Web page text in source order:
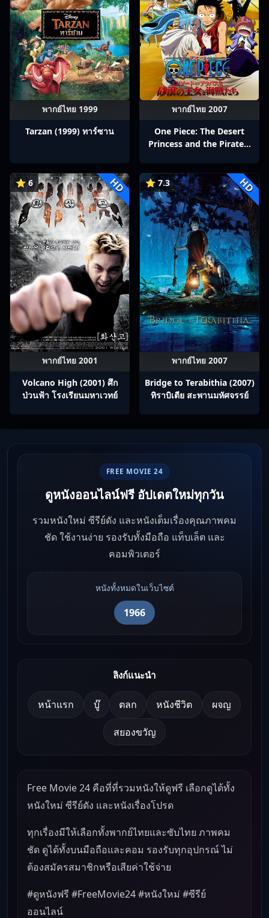
พากย์ไทย 1999
Tarzan (1999) ทาร์ซาน
พากย์ไทย 2007
One Piece: The Desert
Princess and the Pirates:
เจ้าหญิงแห่งทะเลทรายและ
โจรสลัด
⭐ 6 HD
พากย์ไทย 2001
Volcano High (2001) ศึก
ป่วนฟ้า โรงเรียนมหาเวทย์
⭐ 7.3 HD
พากย์ไทย 2007
Bridge to Terabithia (2007)
ทิราบิเตีย สะพานมหัศจรรย์
FREE MOVIE 24
ดูหนังออนไลน์ฟรี อัปเดตใหม่ทุกวัน
รวมหนังใหม่ ซีรีย์ดัง และหนังเต็มเรื่องคุณภาพคม
ชัด ใช้งานง่าย รองรับทั้งมือถือ แท็บเล็ต และ
คอมพิวเตอร์
หนังทั้งหมดในเว็บไซต์
1966
ลิงก์แนะนำ
หน้าแรก บู๊ ตลก หนังชีวิต ผจญ
สยองขวัญ
Free Movie 24 คือที่ที่รวมหนังให้ดูฟรี เลือกดูได้ทั้ง
หนังใหม่ ซีรีย์ดัง และหนังเรื่องโปรด
ทุกเรื่องมีให้เลือกทั้งพากย์ไทยและซับไทย ภาพคม
ชัด ดูได้ทั้งบนมือถือและคอม รองรับทุกอุปกรณ์ ไม่
ต้องสมัครสมาชิกหรือเสียค่าใช้จ่าย
#ดูหนังฟรี #FreeMovie24 #หนังใหม่ #ซีรีย์
ออนไลน์